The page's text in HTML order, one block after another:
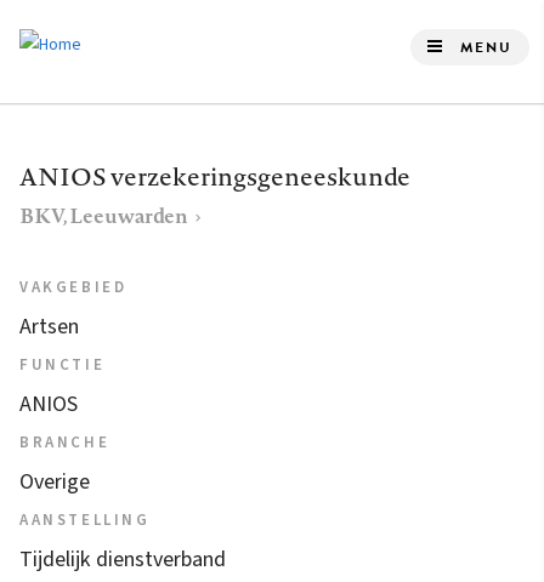
de
gaan
MENU
ANIOS verzekeringsgeneeskunde
BKV, Leeuwarden
VAKGEBIED
Artsen
FUNCTIE
ANIOS
BRANCHE
Overige
AANSTELLING
Tijdelijk dienstverband